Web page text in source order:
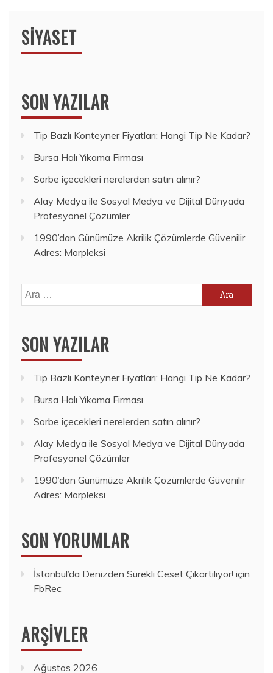
SIYASET
SON YAZILAR
Tip Bazlı Konteyner Fiyatları: Hangi Tip Ne Kadar?
Bursa Halı Yıkama Firması
Sorbe içecekleri nerelerden satın alınır?
Alay Medya ile Sosyal Medya ve Dijital Dünyada
Profesyonel Çözümler
1990’dan Günümüze Akrilik Çözümlerde Güvenilir
Adres: Morpleksi
Arama:
SON YAZILAR
Tip Bazlı Konteyner Fiyatları: Hangi Tip Ne Kadar?
Bursa Halı Yıkama Firması
Sorbe içecekleri nerelerden satın alınır?
Alay Medya ile Sosyal Medya ve Dijital Dünyada
Profesyonel Çözümler
1990’dan Günümüze Akrilik Çözümlerde Güvenilir
Adres: Morpleksi
SON YORUMLAR
İstanbul’da Denizden Sürekli Ceset Çıkartılıyor! için
FbRec
ARŞIVLER
Ağustos 2026